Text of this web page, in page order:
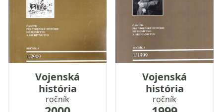
Vojenská
história
ročník
Vojenská
história
ročník